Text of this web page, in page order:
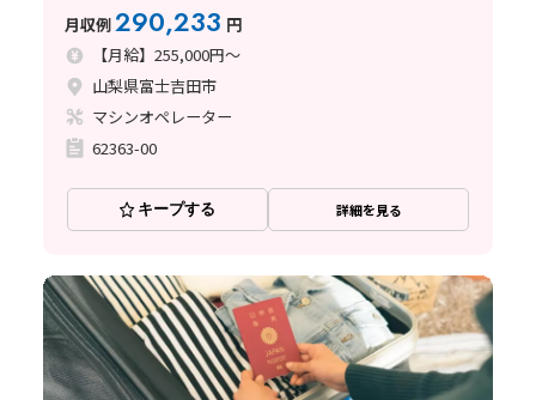
月収例290,233 円
【月給】255,000円～
山梨県富士吉田市
マシンオペレーター
62363-00
キープする 詳細を見る